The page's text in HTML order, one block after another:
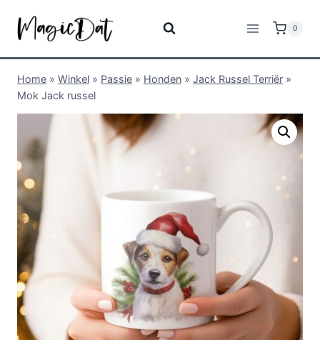
0
Home » Winkel » Passie » Honden » Jack Russel Terriër »
Mok Jack russel